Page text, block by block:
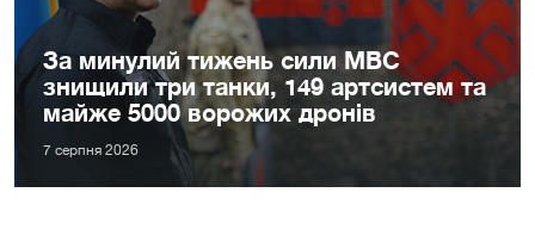
За минулий тижень сили МВС
знищили три танки, 149 артсистем та
майже 5000 ворожих дронів
7 серпня 2026